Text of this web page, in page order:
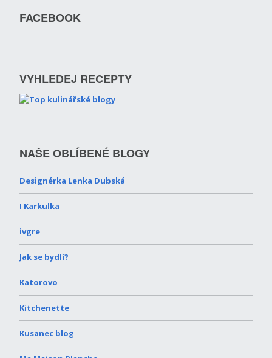
FACEBOOK
VYHLEDEJ RECEPTY
NAŠE OBLÍBENÉ BLOGY
Designérka Lenka Dubská
I Karkulka
ivgre
Jak se bydlí?
Katorovo
Kitchenette
Kusanec blog